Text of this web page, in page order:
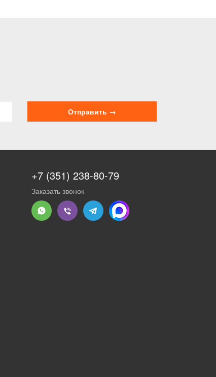
+7 (351) 238-80-79
Заказать звонок